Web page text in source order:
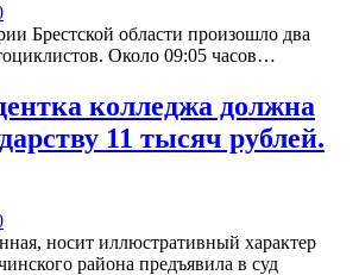
Брестской области произошло два
Около 09:05 часов…
колледжа должна
11 тысяч рублей.
носит иллюстративный характер
района предъявила в суд